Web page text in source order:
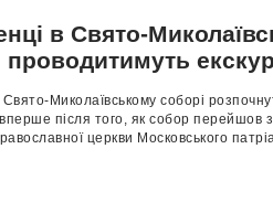
в Свято-
Миколаївському соборі
після того, як собор перейшов
церкви Московського